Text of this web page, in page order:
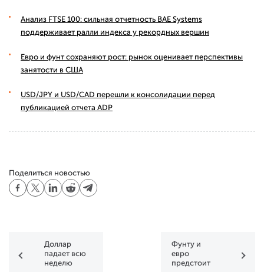
Анализ FTSE 100: сильная отчетность BAE Systems
поддерживает ралли индекса у рекордных вершин
Евро и фунт сохраняют рост: рынок оценивает перспективы
занятости в США
USD/JPY и USD/CAD перешли к консолидации перед
публикацией отчета ADP
Поделиться новостью
Доллар
падает всю
неделю
Фунту и
евро
предстоит